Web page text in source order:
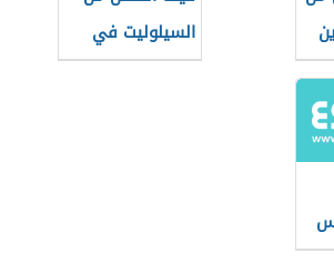
السيلوليت في
الأرداف